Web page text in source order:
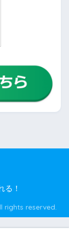
る！
rights reserved.